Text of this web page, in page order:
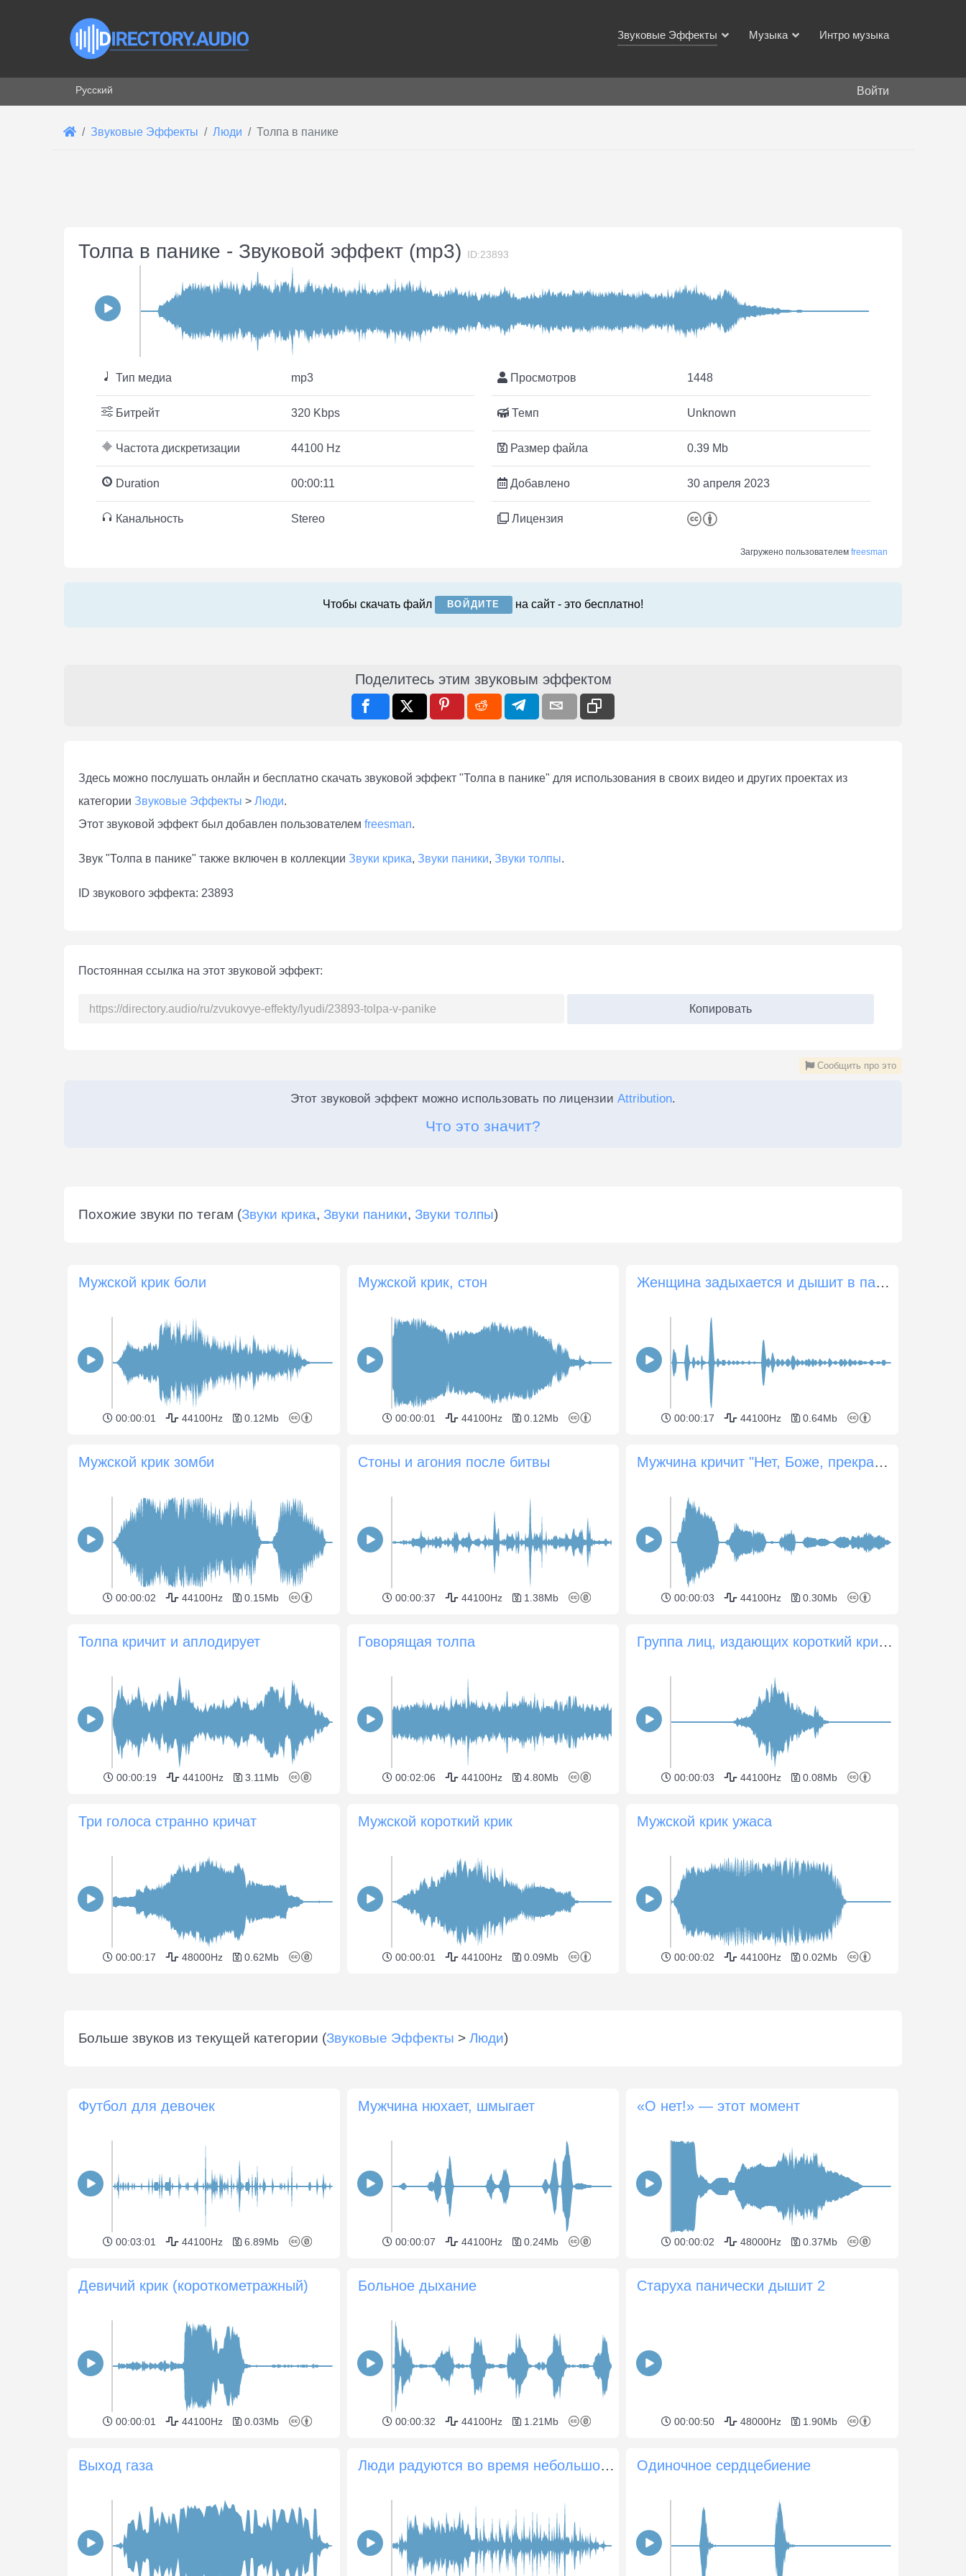
Звуковые Эффекты Музыка Интро музыка
Выберите язык
Русский Войти
Звуковые Эффекты Люди Толпа в панике
Толпа в панике - Звуковой эффект (mp3) ID:23893
Тип медиа mp3
Битрейт 320 Kbps
Частота дискретизации 44100 Hz
Duration 00:00:11
Канальность Stereo
Просмотров 1448
Темп Unknown
Размер файла 0.39 Mb
Добавлено 30 апреля 2023
Лицензия
Загружено пользователем freesman
Чтобы скачать файл ВОЙДИТЕ на сайт - это бесплатно!
Поделитесь этим звуковым эффектом
Здесь можно послушать онлaйн и бесплатно скачать звуковой эффект "Толпа в панике" для использования в своих видео и других проектах из
категории Звуковые Эффекты > Люди.
Этот звуковой эффект был добавлен пользователем freesman.
Звук "Толпа в панике" также включен в коллекции Звуки крика, Звуки паники, Звуки толпы.
ID звукового эффекта: 23893
Постоянная ссылка на этот звуковой эффект:
Копировать
Сообщить про это
Этот звуковой эффект можно использовать по лицензии Attribution.
Что это значит?
Похожие звуки по тегам (Звуки крика, Звуки паники, Звуки толпы)
Мужской крик боли
00:00:01 44100Hz 0.12Mb
Мужской крик, стон
00:00:01 44100Hz 0.12Mb
Женщина задыхается и дышит в панике
00:00:17 44100Hz 0.64Mb
Мужской крик зомби
00:00:02 44100Hz 0.15Mb
Стоны и агония после битвы
00:00:37 44100Hz 1.38Mb
Мужчина кричит "Нет, Боже, прекрати меня бить".
00:00:03 44100Hz 0.30Mb
Толпа кричит и аплодирует
00:00:19 44100Hz 3.11Mb
Говорящая толпа
00:02:06 44100Hz 4.80Mb
Группа лиц, издающих короткий крик 2
00:00:03 44100Hz 0.08Mb
Три голоса странно кричат
00:00:17 48000Hz 0.62Mb
Мужской короткий крик
00:00:01 44100Hz 0.09Mb
Мужской крик ужаса
00:00:02 44100Hz 0.02Mb
Больше звуков из текущей категории (Звуковые Эффекты > Люди)
Футбол для девочек
00:03:01 44100Hz 6.89Mb
Мужчина нюхает, шмыгает
00:00:07 44100Hz 0.24Mb
«О нет!» — этот момент
00:00:02 48000Hz 0.37Mb
Девичий крик (короткометражный)
00:00:01 44100Hz 0.03Mb
Больное дыхание
00:00:32 44100Hz 1.21Mb
Старуха панически дышит 2
00:00:50 48000Hz 1.90Mb
Выход газа Люди радуются во время небольшого концерта Одиночное сердцебиение